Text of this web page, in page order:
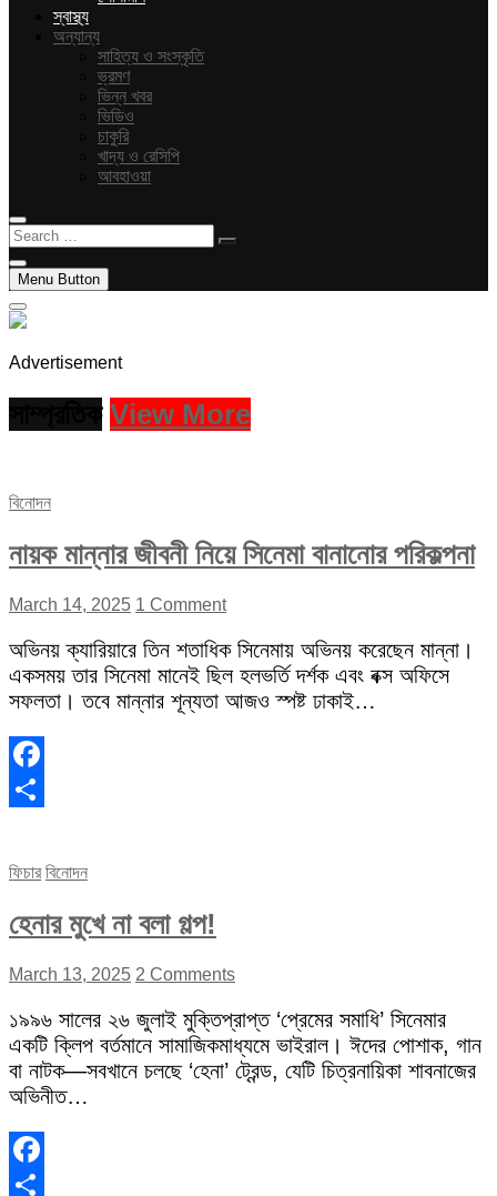
স্বাস্থ্য
অন্যান্য
সাহিত্য ও সংস্কৃতি
ভ্রমণ
ভিন্ন খবর
ভিডিও
চাকুরি
খাদ্য ও রেসিপি
আবহাওয়া
Search
…
Menu Button
Advertisement
View More
বিনোদন
নায়ক মান্নার জীবনী নিয়ে সিনেমা বানানোর পরিকল্পনা
March 14, 2025 1 Comment
অভিনয় ক্যারিয়ারে তিন শতাধিক সিনেমায় অভিনয় করেছেন মান্না।
একসময় তার সিনেমা মানেই ছিল হলভর্তি দর্শক এবং বক্স অফিসে
সফলতা। তবে মান্নার শূন্যতা আজও স্পষ্ট ঢাকাই…
Facebook
ফিচার বিনোদন
হেনার মুখে না বলা গল্প!
March 13, 2025 2 Comments
১৯৯৬ সালের ২৬ জুলাই মুক্তিপ্রাপ্ত ‘প্রেমের সমাধি’ সিনেমার
একটি ক্লিপ বর্তমানে সামাজিকমাধ্যমে ভাইরাল। ঈদের পোশাক, গান
বা নাটক—সবখানে চলছে ‘হেনা’ ট্রেন্ড, যেটি চিত্রনায়িকা শাবনাজের
অভিনীত…
Facebook